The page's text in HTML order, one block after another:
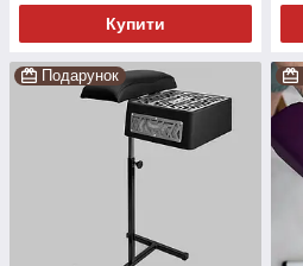
Купити
Подарунок